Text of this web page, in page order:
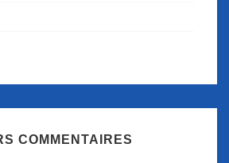
COMMENTAIRES